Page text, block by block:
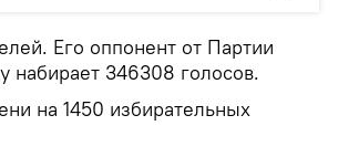
Его оппонент от Партии
набирает 346308 голосов.
на 1450 избирательных